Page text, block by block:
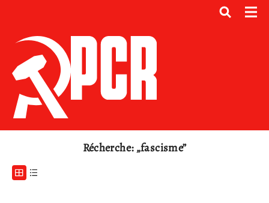
Récherche: „fascisme”